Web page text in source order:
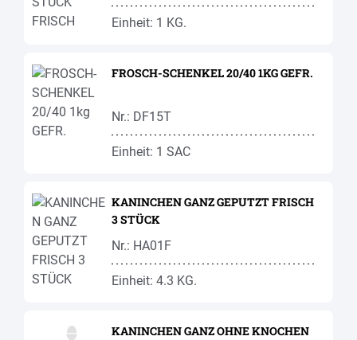
Einheit: 1 KG.
FROSCH-SCHENKEL 20/40 1KG GEFR.
Nr.: DF15T
Einheit: 1 SAC
KANINCHEN GANZ GEPUTZT FRISCH
3 STÜCK
Nr.: HA01F
Einheit: 4.3 KG.
KANINCHEN GANZ OHNE KNOCHEN